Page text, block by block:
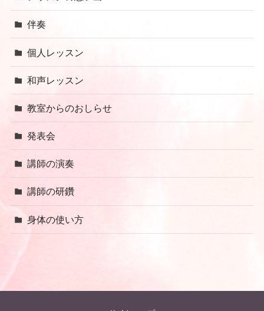
伴奏
個人レッスン
和声レッスン
教室からのおしらせ
発表会
講師の演奏
講師の研鑽
身体の使い方